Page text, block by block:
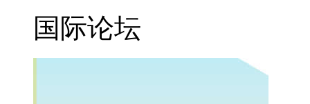
国际论坛